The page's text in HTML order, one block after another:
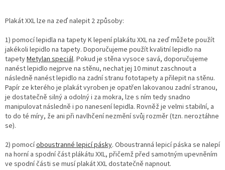
Plakát XXL lze na zeď nalepit 2 způsoby:
1) pomocí lepidla na tapety K lepení plakátu XXL na zeď můžete použít
jakékoli lepidlo na tapety. Doporučujeme použít kvalitní lepidlo na
tapetyMetylan speciál. Pokud je stěna vysoce savá, doporučujeme
nanést lepidlo nejprve na stěnu, nechat jej 10 minut zaschnout a
následně nanést lepidlo na zadní stranu fototapety a přilepit na stěnu.
Papír ze kterého je plakát vyroben je opatřen lakovanou zadní stranou,
je dostatečně silný a odolný i za mokra, lze s ním tedy snadno
manipulovat následně i po nanesení lepidla. Rovněž je velmi stabilní, a
to do té míry, že ani při navlhčení nezmění svůj rozměr (tzn. neroztáhne
se).
2) pomocíoboustranné lepicí pásky. Oboustranná lepicí páska se nalepí
na horní a spodní část plákátu XXL, přičemž před samotným upevněním
ve spodní části se musí plakát XXL dostatečně napnout.